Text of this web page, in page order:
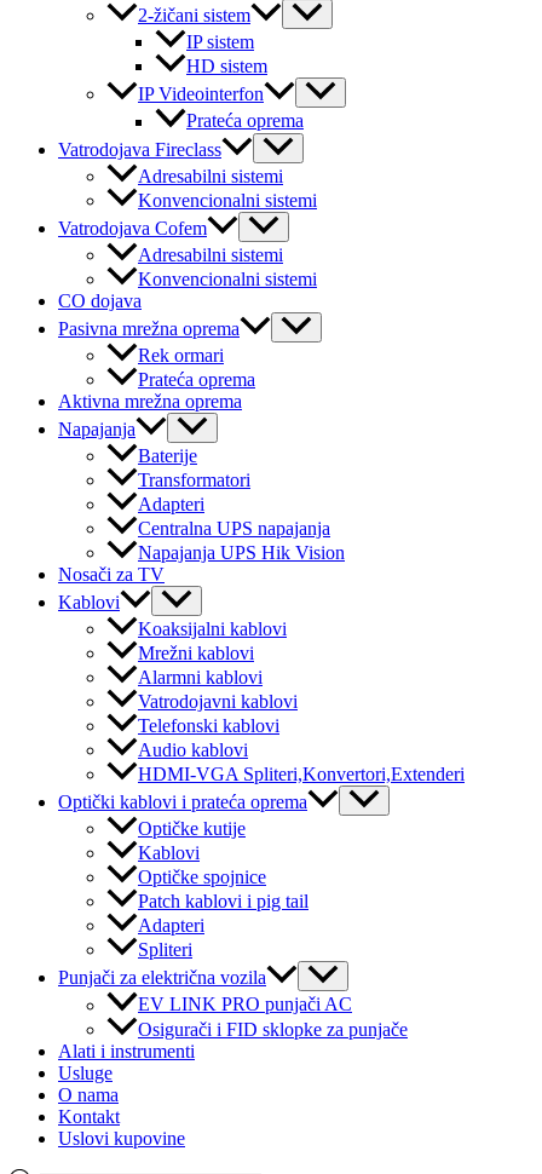
2-žičani sistem
Menu
Toggle
IP sistem
HD sistem
IP Videointerfon
Menu
Toggle
Prateća oprema
Vatrodojava Fireclass
Menu
Toggle
Adresabilni sistemi
Konvencionalni sistemi
Vatrodojava Cofem
Menu
Toggle
Adresabilni sistemi
Konvencionalni sistemi
CO dojava
Pasivna mrežna oprema
Menu
Toggle
Rek ormari
Prateća oprema
Aktivna mrežna oprema
Napajanja
Menu
Toggle
Baterije
Transformatori
Adapteri
Centralna UPS napajanja
Napajanja UPS Hik Vision
Nosači za TV
Kablovi
Menu
Toggle
Koaksijalni kablovi
Mrežni kablovi
Alarmni kablovi
Vatrodojavni kablovi
Telefonski kablovi
Audio kablovi
HDMI-VGA Spliteri,Konvertori,Extenderi
Optički kablovi i prateća oprema
Menu
Toggle
Optičke kutije
Kablovi
Optičke spojnice
Patch kablovi i pig tail
Adapteri
Spliteri
Punjači za električna vozila
Menu
Toggle
EV LINK PRO punjači AC
Osigurači i FID sklopke za punjače
Alati i instrumenti
Usluge
O nama
Kontakt
Uslovi kupovine